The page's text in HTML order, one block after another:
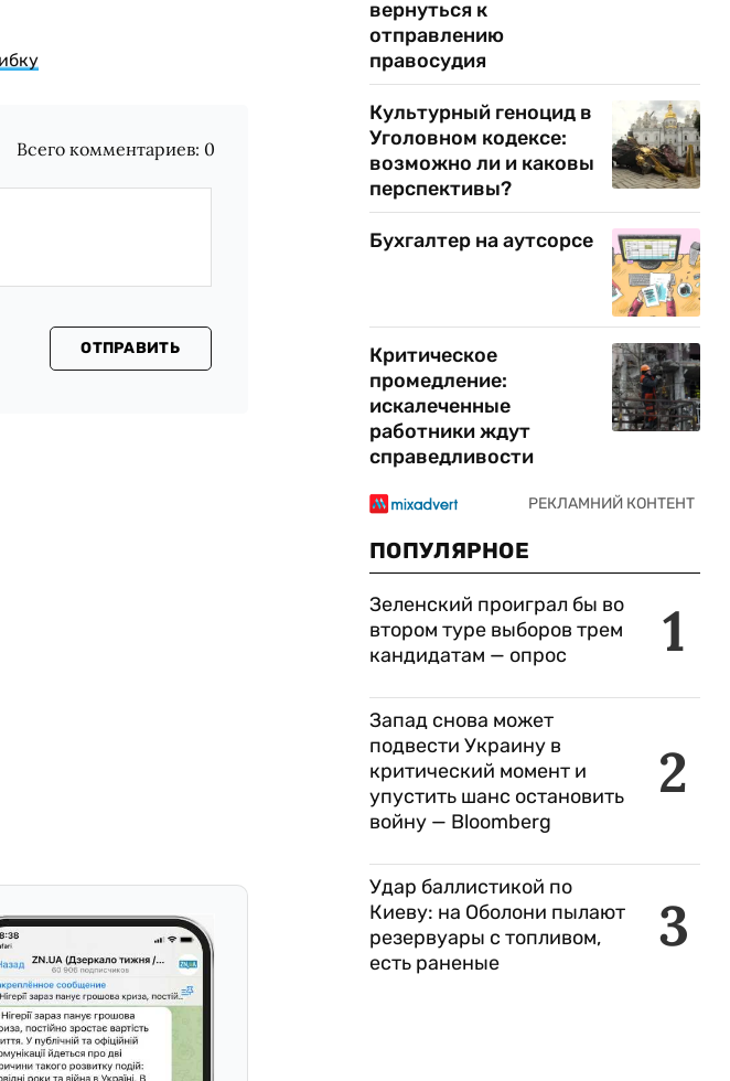
Всего комментариев: 0
ОТПРАВИТЬ
вернуться к
отправлению
правосудия
Культурный геноцид в
Уголовном кодексе:
возможно ли и каковы
перспективы?
Бухгалтер на аутсорсе
Критическое
промедление:
искалеченные
работники ждут
справедливости
ПОПУЛЯРНОЕ
1
Зеленский проиграл бы во
втором туре выборов трем
кандидатам — опрос
2
Запад снова может
подвести Украину в
критический момент и
упустить шанс остановить
войну — Bloomberg
3
Удар баллистикой по
Киеву: на Оболони пылают
резервуары с топливом,
есть раненые